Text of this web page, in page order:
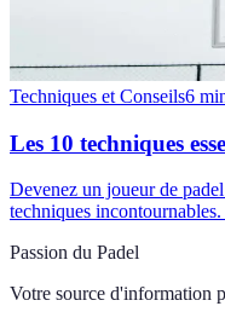
Techniques et Conseils6
Les 10 techniques
Devenez un joueur de
techniques
Passion du Padel
Votre source d'information